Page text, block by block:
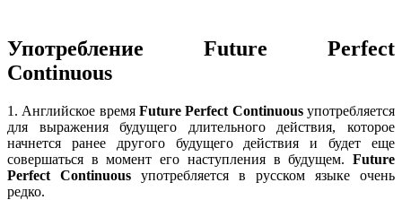
Употребление Future Perfect
Continuous
1. Английское время Future Perfect Continuous употребляется
для выражения будущего длительного действия, которое
начнется ранее другого будущего действия и будет еще
совершаться в момент его наступления в будущем. Future
Perfect Continuous употребляется в русском языке очень
редко.